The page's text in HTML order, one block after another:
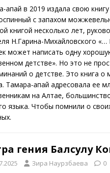
апай в 2019 издала свою
с запахом
книгой несколько лет,
Н.Гарина-Михайловского «…
может написать одну
детстве». Но это не
о детстве. Это книга о
Тамара-апай адресовала ее
на Алтае,
языка. Чтобы помнили о
гения Балсулу
Зира Наурзбаева 0